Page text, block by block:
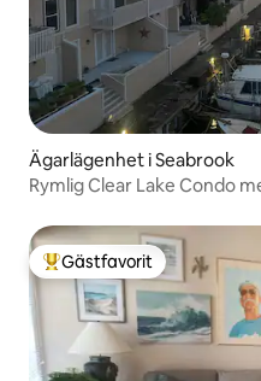
Ägarlägenhet i Seabrook
Rymlig Clear Lake Condo
Populär gästfavorit
Gästfavorit